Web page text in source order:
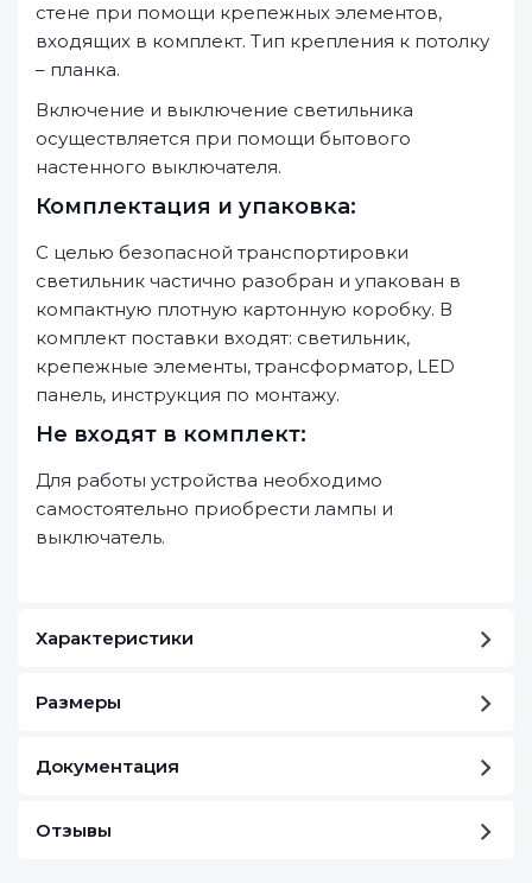
стене при помощи крепежных элементов,
входящих в комплект. Тип крепления к потолку
– планка.
Включение и выключение светильника
осуществляется при помощи бытового
настенного выключателя.
Комплектация и упаковка:
С целью безопасной транспортировки
светильник частично разобран и упакован в
компактную плотную картонную коробку. В
комплект поставки входят: светильник,
крепежные элементы, трансформатор, LED
панель, инструкция по монтажу.
Не входят в комплект:
Для работы устройства необходимо
самостоятельно приобрести лампы и
выключатель.
Характеристики
Размеры
Документация
Отзывы